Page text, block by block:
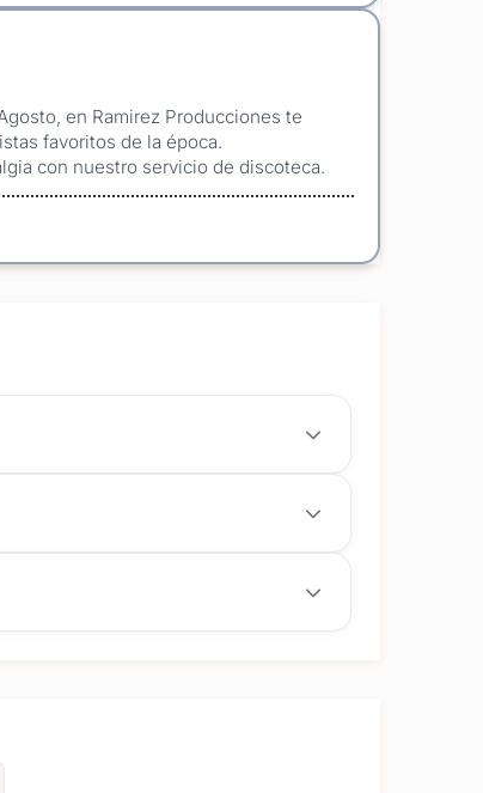
en Ramirez Producciones te
favoritos de la época.
con nuestro servicio de discoteca.